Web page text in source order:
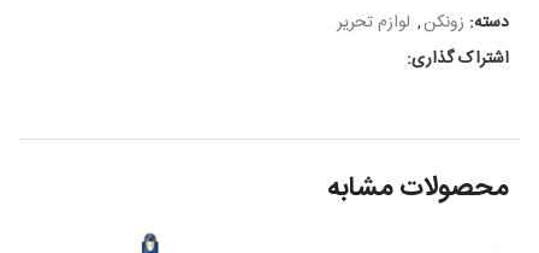
دسته: زونکن, لوازم تحریر
اشتراک گذاری:
محصولات مشابه